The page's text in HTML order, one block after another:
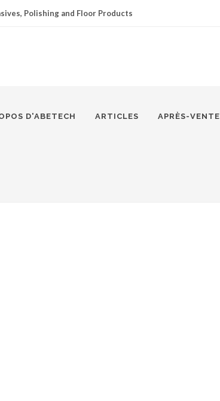
Polishing and Floor Products
D'ABETECH ARTICLES APRÈS-VENTE